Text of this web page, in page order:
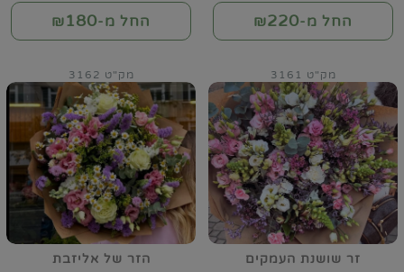
החל מ-₪220 החל מ-₪180
זר שושנת העמקים
מק"ט 3161
הזר של אליזבת
מק"ט 3162